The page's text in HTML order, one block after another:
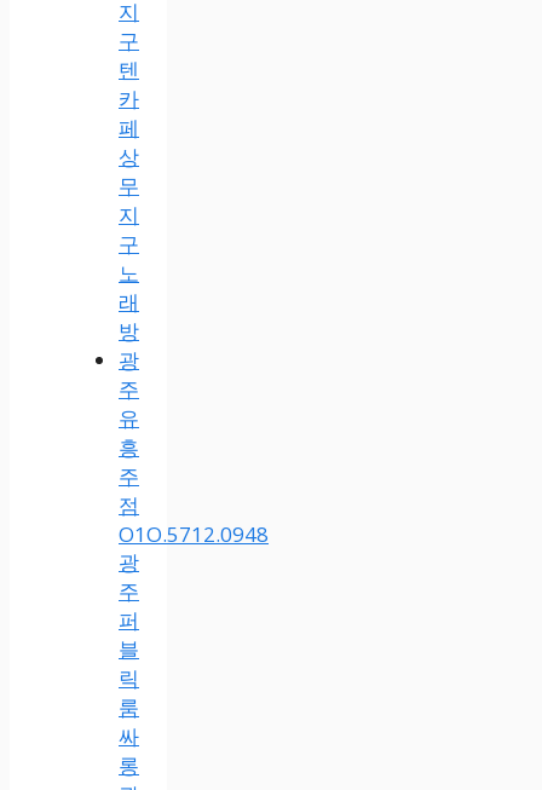
지
구
텐
카
페
상
무
지
구
노
래
방
광
주
유
흥
주
점
O1O.5712.0948
광
주
퍼
블
릭
룸
싸
롱